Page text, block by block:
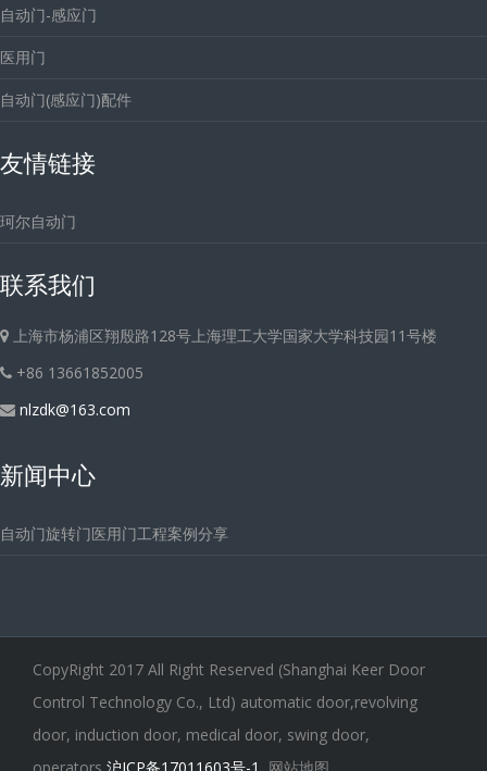
自动门-感应门
医用门
自动门(感应门)配件
友情链接
珂尔自动门
联系我们
上海市杨浦区翔殷路128号上海理工大学国家大学科技园11号楼
+86 13661852005
nlzdk@163.com
新闻中心
自动门旋转门医用门工程案例分享
CopyRight 2017 All Right Reserved (Shanghai Keer Door
Control Technology Co., Ltd) automatic door,revolving
door, induction door, medical door, swing door,